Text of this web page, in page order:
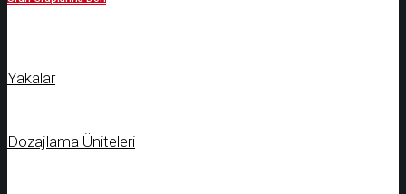
Yakalar
Dozajlama Üniteleri